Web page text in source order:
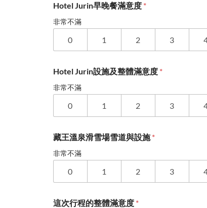
Hotel Jurin早晚餐滿意度 *
非常不滿
0 1 2 3
Hotel Jurin設施及整體滿意度 *
非常不滿
0 1 2 3
藏王溫泉滑雪場雪道與設施*
非常不滿
0 1 2 3
這次行程的整體滿意度 *